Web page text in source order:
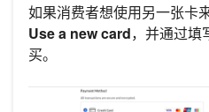
如果消费者想使用另一张卡
Use a new card，并通过填
买。